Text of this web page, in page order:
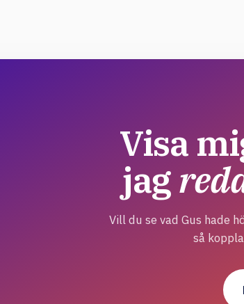
Visa
jag
Vill du se vad Gus hade
så